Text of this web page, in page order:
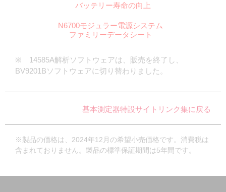
バッテリー寿命の向上
N6700モジュラー電源システム
ファミリーデータシート
※ 14585A解析ソフトウェアは、販売を終了し、
BV9201Bソフトウェアに切り替わりました。
基本測定器特設サイトリンク集に戻る
※製品の価格は、2024年12月の希望小売価格です。消費税は
含まれておりません。製品の標準保証期間は5年間です。